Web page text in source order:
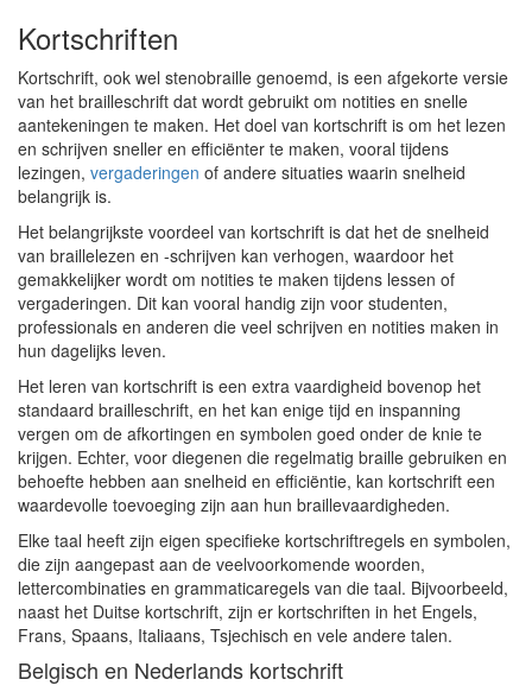
Kortschriften
Kortschrift, ook wel stenobraille genoemd, is een afgekorte versie
van het brailleschrift dat wordt gebruikt om notities en snelle
aantekeningen te maken. Het doel van kortschrift is om het lezen
en schrijven sneller en efficiënter te maken, vooral tijdens
lezingen, vergaderingen of andere situaties waarin snelheid
belangrijk is.
Het belangrijkste voordeel van kortschrift is dat het de snelheid
van braillelezen en -schrijven kan verhogen, waardoor het
gemakkelijker wordt om notities te maken tijdens lessen of
vergaderingen. Dit kan vooral handig zijn voor studenten,
professionals en anderen die veel schrijven en notities maken in
hun dagelijks leven.
Het leren van kortschrift is een extra vaardigheid bovenop het
standaard brailleschrift, en het kan enige tijd en inspanning
vergen om de afkortingen en symbolen goed onder de knie te
krijgen. Echter, voor diegenen die regelmatig braille gebruiken en
behoefte hebben aan snelheid en efficiëntie, kan kortschrift een
waardevolle toevoeging zijn aan hun braillevaardigheden.
Elke taal heeft zijn eigen specifieke kortschriftregels en symbolen,
die zijn aangepast aan de veelvoorkomende woorden,
lettercombinaties en grammaticaregels van die taal. Bijvoorbeeld,
naast het Duitse kortschrift, zijn er kortschriften in het Engels,
Frans, Spaans, Italiaans, Tsjechisch en vele andere talen.
Belgisch en Nederlands kortschrift